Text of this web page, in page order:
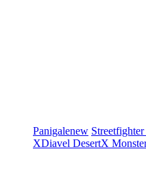
Panigalenew Streetfighter
XDiavel DesertX